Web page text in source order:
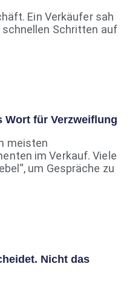
Ein Verkäufer sah
Schritten auf
Wort für Verzweiflung
meisten
im Verkauf. Viele
um Gespräche zu
Nicht das